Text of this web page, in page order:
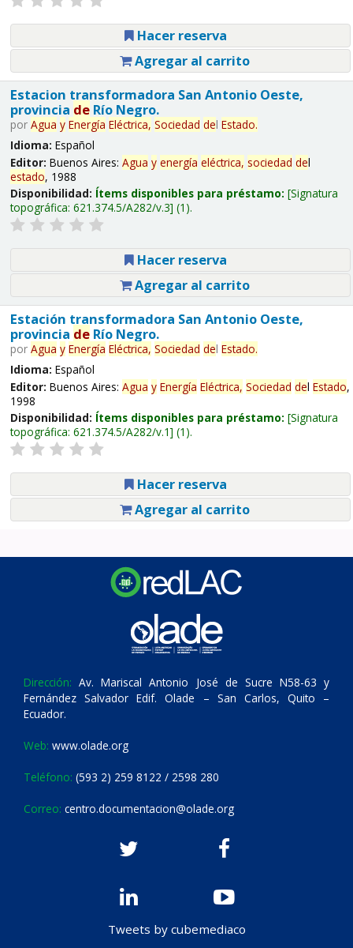
Hacer reserva
Agregar al carrito
Estacion transformadora San Antonio Oeste,
provincia deRío Negro.
por Agua y Energía Eléctrica, Sociedad del Estado.
Idioma: Español
Editor: Buenos Aires: Agua y energía eléctrica, sociedad del
estado, 1988
Disponibilidad: Ítems disponibles para préstamo: Signatura
topográfica: 621.374.5/A282/v.3 (1).
Hacer reserva
Agregar al carrito
Estación transformadora San Antonio Oeste,
provincia deRío Negro.
por Agua y Energía Eléctrica, Sociedad del Estado.
Idioma: Español
Editor: Buenos Aires: Agua y Energía Eléctrica, Sociedad del Estado,
1998
Disponibilidad: Ítems disponibles para préstamo: Signatura
topográfica: 621.374.5/A282/v.1 (1).
Hacer reserva
Agregar al carrito
Dirección: Av. Mariscal Antonio José de Sucre N58-63 y
Fernández Salvador Edif. Olade – San Carlos, Quito –
Ecuador.
Web: www.olade.org
Teléfono: (593 2) 259 8122 / 2598 280
Correo: centro.documentacion@olade.org
Tweets by cubemediaco